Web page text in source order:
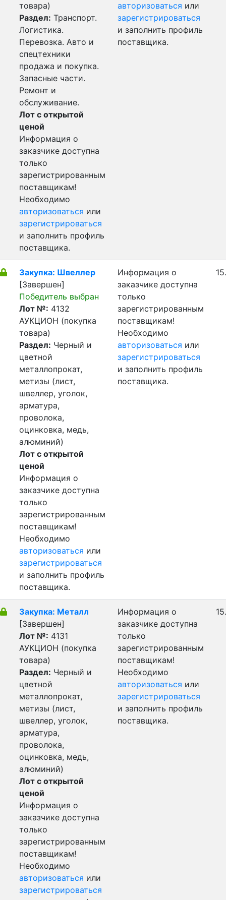
товара)
Раздел: Транспорт.
Логистика.
Перевозка. Авто и
спецтехники
продажа и покупка.
Запасные части.
Ремонт и
обслуживание.
Лот с открытой
ценой
Информация о
заказчике доступна
только
зарегистрированным
поставщикам!
Необходимо
авторизоваться или
зарегистрироваться
и заполнить профиль
поставщика.
авторизоваться или
зарегистрироваться
и заполнить профиль
поставщика.
Закупка: Швеллер
[Завершен]
Победитель выбран
Лот №: 4132
АУКЦИОН (покупка
товара)
Раздел: Черный и
цветной
металлопрокат,
метизы (лист,
швеллер, уголок,
арматура,
проволока,
оцинковка, медь,
алюминий)
Лот с открытой
ценой
Информация о
заказчике доступна
только
зарегистрированным
поставщикам!
Необходимо
авторизоваться или
зарегистрироваться
и заполнить профиль
поставщика.
Информация о
заказчике доступна
только
зарегистрированным
поставщикам!
Необходимо
авторизоваться или
зарегистрироваться
и заполнить профиль
поставщика.
Закупка: Металл
[Завершен]
Лот №: 4131
АУКЦИОН (покупка
товара)
Раздел: Черный и
цветной
металлопрокат,
метизы (лист,
швеллер, уголок,
арматура,
проволока,
оцинковка, медь,
алюминий)
Лот с открытой
ценой
Информация о
заказчике доступна
только
зарегистрированным
поставщикам!
Необходимо
авторизоваться или
зарегистрироваться
Информация о
заказчике доступна
только
зарегистрированным
поставщикам!
Необходимо
авторизоваться или
зарегистрироваться
и заполнить профиль
поставщика.